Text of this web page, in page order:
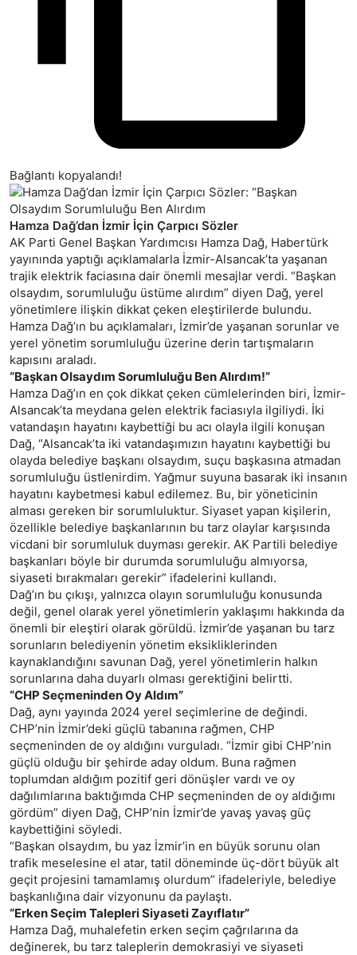
Bağlantı kopyalandı!
Hamza Dağ’dan İzmir İçin Çarpıcı Sözler
AK Parti Genel Başkan Yardımcısı Hamza Dağ, Habertürk
yayınında yaptığı açıklamalarla İzmir-Alsancak’ta yaşanan
trajik elektrik faciasına dair önemli mesajlar verdi. “Başkan
olsaydım, sorumluluğu üstüme alırdım” diyen Dağ, yerel
yönetimlere ilişkin dikkat çeken eleştirilerde bulundu.
Hamza Dağ’ın bu açıklamaları, İzmir’de yaşanan sorunlar ve
yerel yönetim sorumluluğu üzerine derin tartışmaların
kapısını araladı.
“Başkan Olsaydım Sorumluluğu Ben Alırdım!”
Hamza Dağ’ın en çok dikkat çeken cümlelerinden biri, İzmir-
Alsancak’ta meydana gelen elektrik faciasıyla ilgiliydi. İki
vatandaşın hayatını kaybettiği bu acı olayla ilgili konuşan
Dağ, “Alsancak’ta iki vatandaşımızın hayatını kaybettiği bu
olayda belediye başkanı olsaydım, suçu başkasına atmadan
sorumluluğu üstlenirdim. Yağmur suyuna basarak iki insanın
hayatını kaybetmesi kabul edilemez. Bu, bir yöneticinin
alması gereken bir sorumluluktur. Siyaset yapan kişilerin,
özellikle belediye başkanlarının bu tarz olaylar karşısında
vicdani bir sorumluluk duyması gerekir. AK Partili belediye
başkanları böyle bir durumda sorumluluğu almıyorsa,
siyaseti bırakmaları gerekir” ifadelerini kullandı.
Dağ’ın bu çıkışı, yalnızca olayın sorumluluğu konusunda
değil, genel olarak yerel yönetimlerin yaklaşımı hakkında da
önemli bir eleştiri olarak görüldü. İzmir’de yaşanan bu tarz
sorunların belediyenin yönetim eksikliklerinden
kaynaklandığını savunan Dağ, yerel yönetimlerin halkın
sorunlarına daha duyarlı olması gerektiğini belirtti.
“CHP Seçmeninden Oy Aldım”
Dağ, aynı yayında 2024 yerel seçimlerine de değindi.
CHP’nin İzmir’deki güçlü tabanına rağmen, CHP
seçmeninden de oy aldığını vurguladı. “İzmir gibi CHP’nin
güçlü olduğu bir şehirde aday oldum. Buna rağmen
toplumdan aldığım pozitif geri dönüşler vardı ve oy
dağılımlarına baktığımda CHP seçmeninden de oy aldığımı
gördüm” diyen Dağ, CHP’nin İzmir’de yavaş yavaş güç
kaybettiğini söyledi.
“Başkan olsaydım, bu yaz İzmir’in en büyük sorunu olan
trafik meselesine el atar, tatil döneminde üç-dört büyük alt
geçit projesini tamamlamış olurdum” ifadeleriyle, belediye
başkanlığına dair vizyonunu da paylaştı.
“Erken Seçim Talepleri Siyaseti Zayıflatır”
Hamza Dağ, muhalefetin erken seçim çağrılarına da
değinerek, bu tarz taleplerin demokrasiyi ve siyaseti